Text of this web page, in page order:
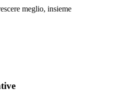
meglio, insieme